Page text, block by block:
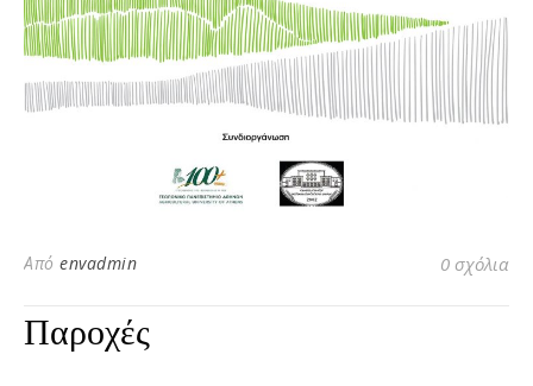
Από envadmin 0 σχόλια
Παροχές